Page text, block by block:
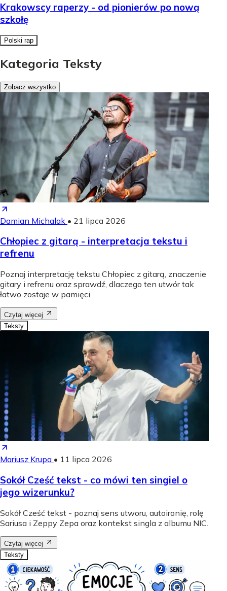
Krakowscy raperzy - od pionierów po nową
szkołę
Polski rap
Kategoria Teksty
Zobacz wszystko
Damian Michalak • 21 lipca 2026
Chłopiec z gitarą - interpretacja tekstu i
refrenu
Poznaj interpretację tekstu Chłopiec z gitarą, znaczenie
gitary i refrenu oraz sprawdź, dlaczego ten utwór tak
łatwo zostaje w pamięci.
Czytaj więcej
Teksty
Mariusz Krupa • 11 lipca 2026
Sokół Cześć tekst - co mówi ten singiel o
jego wizerunku?
Sokół Cześć tekst - poznaj sens utworu, autoironię, rolę
Sariusa i Zeppy Zepa oraz kontekst singla z albumu NIC.
Czytaj więcej
Teksty